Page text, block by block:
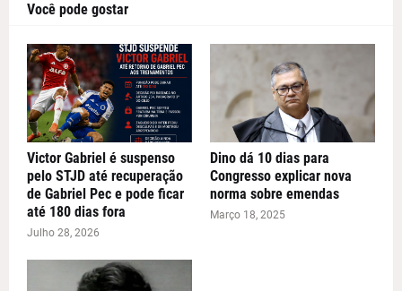
Você pode gostar
Victor Gabriel é suspenso
pelo STJD até recuperação
de Gabriel Pec e pode ficar
até 180 dias fora
Julho 28, 2026
Dino dá 10 dias para
Congresso explicar nova
norma sobre emendas
Março 18, 2025